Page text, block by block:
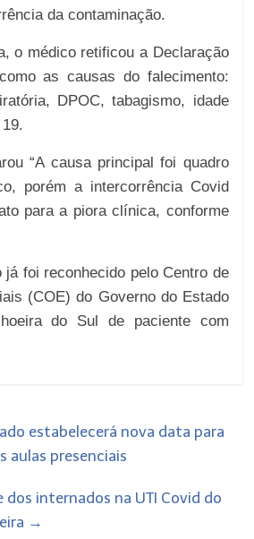
da contaminação.
o médico retificou a Declaração
as causas do falecimento:
DPOC, tabagismo, idade
“A causa principal foi quadro
porém a intercorrência Covid
para a piora clínica, conforme
já foi reconhecido pelo Centro de
(COE) do Governo do Estado
do Sul de paciente com
estabelecerá nova data para
aulas presenciais
internados na UTI Covid do
→